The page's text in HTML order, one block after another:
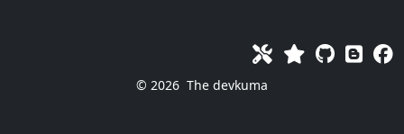
© 2026 The devkuma